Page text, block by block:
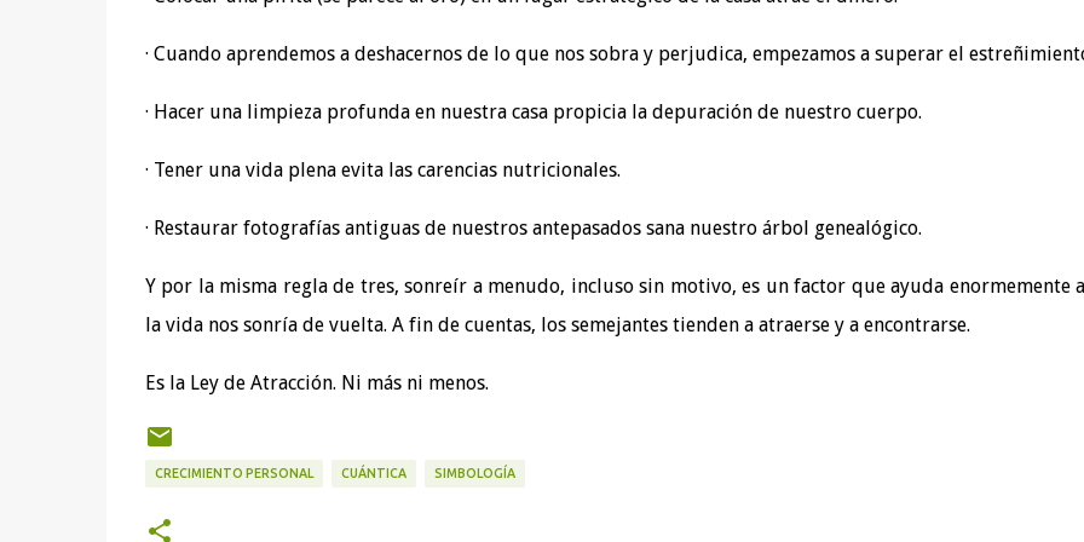
· Cuando aprendemos a deshacernos de lo que nos sobra y perjudica, empezamos a superar el
· Hacer una limpieza profunda en nuestra casa propicia la depuración de nuestro cuerpo.
· Tener una vida plena evita las carencias nutricionales.
· Restaurar fotografías antiguas de nuestros antepasados sana nuestro árbol genealógico.
Y por la misma regla de tres, sonreír a menudo, incluso sin motivo, es un factor que ayuda enormemente
la vida nos sonría de vuelta. A fin de cuentas, los semejantes tienden a atraerse y a encontrarse.
Es la Ley de Atracción. Ni más ni menos.
CRECIMIENTO PERSONAL CUÁNTICA SIMBOLOGÍA